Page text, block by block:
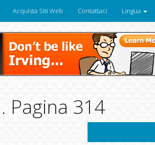
Acquista Siti Web Contattaci Lingua
Pagina 314